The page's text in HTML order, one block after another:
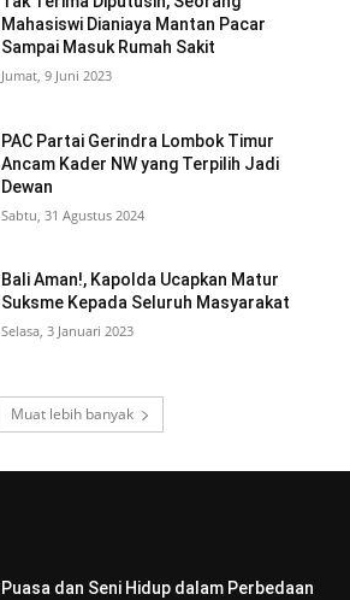
Mahasiswi Dianiaya Mantan Pacar
Sampai Masuk Rumah Sakit
Jumat, 9 Juni 2023
PAC Partai Gerindra Lombok Timur
Ancam Kader NW yang Terpilih Jadi
Dewan
Sabtu, 31 Agustus 2024
Bali Aman!, Kapolda Ucapkan Matur
Suksme Kepada Seluruh Masyarakat
Selasa, 3 Januari 2023
Muat lebih banyak
Puasa dan Seni Hidup dalam Perbedaan